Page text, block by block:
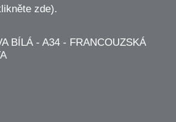
zde).